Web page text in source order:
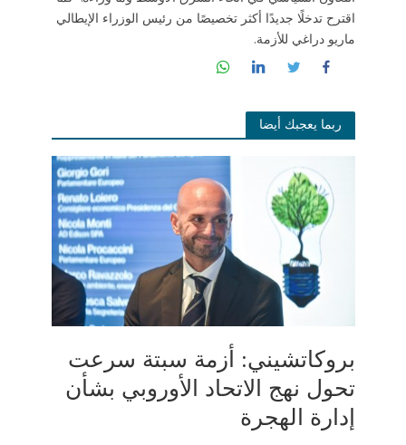
اقترح تدخلًا جديدًا أكثر تخصيصًا من رئيس الوزراء الإيطالي
ماريو دراغي للأزمة.
ربما يعجبك أيضا
بروكاتشيني: أزمة سبتة سرعت
تحول نهج الاتحاد الأوروبي بشأن
إدارة الهجرة